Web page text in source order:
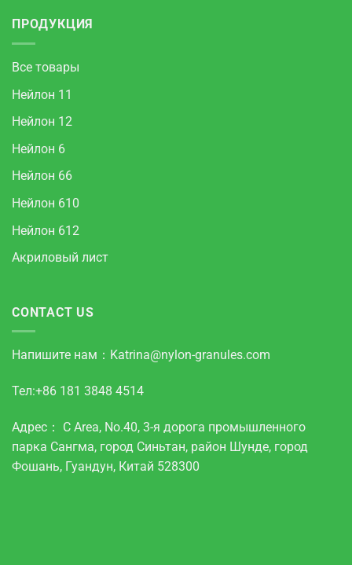
ПРОДУКЦИЯ
Все товары
Нейлон 11
Нейлон 12
Нейлон 6
Нейлон 66
Нейлон 610
Нейлон 612
Акриловый лист
CONTACT US
Напишите нам： Katrina@nylon-granules.com
Тел:+86 181 3848 4514
Адрес： C Area, No.40, 3-я дорога промышленного
парка Сангма, город Синьтан, район Шунде, город
Фошань, Гуандун, Китай 528300